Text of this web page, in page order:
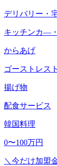
デリバリー・
キッチンカ―
からあげ
ゴーストレス
揚げ物
配食サービス
韓国料理
0〜100万円
＼今だけ加盟